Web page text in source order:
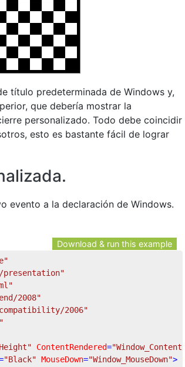
título predeterminada de Windows y,
que debería mostrar la
personalizado. Todo debe coincidir
esto es bastante fácil de lograr
evento a la declaración de Windows.
Download & run this example
presentation"
2008"
2006"
ContentRendered=
"Black" MouseDown="Window_MouseDown">